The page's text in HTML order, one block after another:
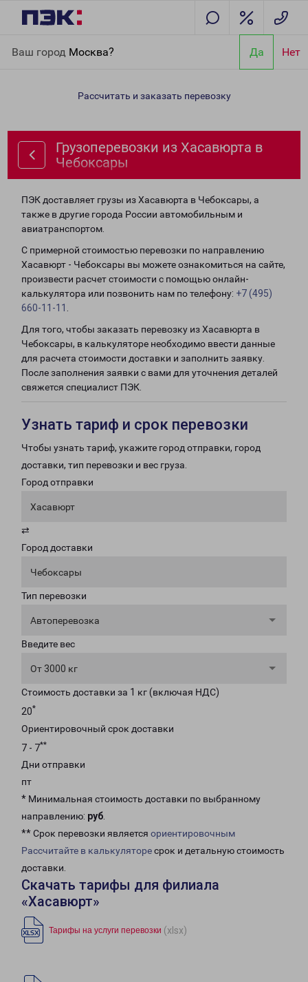
Ваш город Москва? Да Нет
Чебоксары
Рассчитать и заказать перевозку
Грузоперевозки из Хасавюрта в
Чебоксары
ПЭК доставляет грузы из Хасавюрта в Чебоксары, а
также в другие города России автомобильным и
авиатранспортом.
С примерной стоимостью перевозки по направлению
Хасавюрт - Чебоксары вы можете ознакомиться на сайте,
произвести расчет стоимости с помощью онлайн-
калькулятора или позвонить нам по телефону: +7 (495)
660-11-11
Для того, чтобы заказать перевозку из Хасавюрта в
Чебоксары, в калькуляторе необходимо ввести данные
для расчета стоимости доставки и заполнить заявку.
После заполнения заявки с вами для уточнения деталей
свяжется специалист ПЭК.
Узнать тариф и срок перевозки
Чтобы узнать тариф, укажите город отправки, город
доставки, тип перевозки и вес груза.
Город отправки
Хасавюрт
⇄
Город доставки
Чебоксары
Тип перевозки
Автоперевозка
Введите вес
От 3000 кг
Стоимость доставки за 1 кг (включая НДС)
20*
Ориентировочный срок доставки
7 - 7**
Дни отправки
пт
* Минимальная стоимость доставки по выбранному
направлению: руб.
** Срок перевозки является ориентировочным
Рассчитайте в калькуляторесрок и детальную стоимость
доставки.
Скачать тарифы для филиала
«Хасавюрт»
Тарифы на услуги перевозки (xlsx)